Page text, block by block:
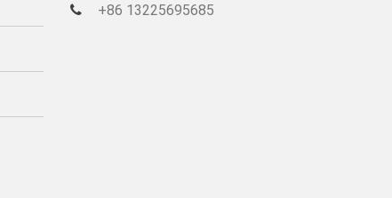
+86 13225695685